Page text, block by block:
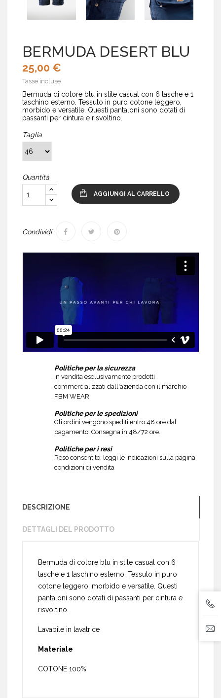
BERMUDA DESERT BLU
25,00 €
Tasse incluse
Bermuda di colore blu in stile casual con 6 tasche e 1
taschino esterno. Tessuto in puro cotone leggero,
morbido e versatile. Questi pantaloni sono dotati di
passanti per cintura e risvoltino.
Taglia
Quantità
AGGIUNGI AL CARRELLO
Condividi
Politiche per la sicurezza
In vendita esclusivamente prodotti
commercializzati dall'azienda con il marchio
FBM WEAR
Politiche per le spedizioni
Gli ordini vengono spediti entro 48 ore dal
pagamento. Consegna in 48/72 ore.
Politiche per i resi
Reso consentito, leggi le indicazioni sulla pagina
condizioni di vendita
DESCRIZIONE
DETTAGLI DEL PRODOTTO
Bermuda di colore blu in stile casual con 6
tasche e 1 taschino esterno. Tessuto in puro
cotone leggero, morbido e versatile. Questi
pantaloni sono dotati di passanti per cintura e
risvoltino.
Lavabile in lavatrice
Materiale
COTONE 100%